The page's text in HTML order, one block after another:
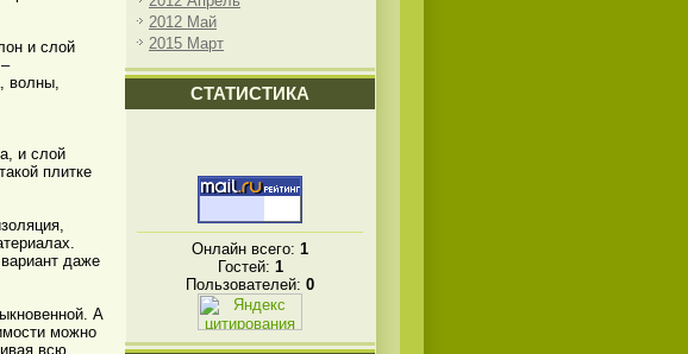
и слой
волны,
и слой
плитке
даже
А
можно
всю
2012 Май
2015 Март
СТАТИСТИКА
Онлайн всего: 1
Гостей: 1
Пользователей: 0